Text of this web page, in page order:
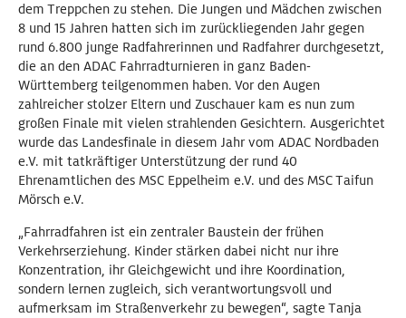
dem Treppchen zu stehen. Die Jungen und Mädchen zwischen
8 und 15 Jahren hatten sich im zurückliegenden Jahr gegen
rund 6.800 junge Radfahrerinnen und Radfahrer durchgesetzt,
die an den ADAC Fahrradturnieren in ganz Baden-
Württemberg teilgenommen haben. Vor den Augen
zahlreicher stolzer Eltern und Zuschauer kam es nun zum
großen Finale mit vielen strahlenden Gesichtern. Ausgerichtet
wurde das Landesfinale in diesem Jahr vom ADAC Nordbaden
e.V. mit tatkräftiger Unterstützung der rund 40
Ehrenamtlichen des MSC Eppelheim e.V. und des MSC Taifun
Mörsch e.V.
„Fahrradfahren ist ein zentraler Baustein der frühen
Verkehrserziehung. Kinder stärken dabei nicht nur ihre
Konzentration, ihr Gleichgewicht und ihre Koordination,
sondern lernen zugleich, sich verantwortungsvoll und
aufmerksam im Straßenverkehr zu bewegen“, sagte Tanja